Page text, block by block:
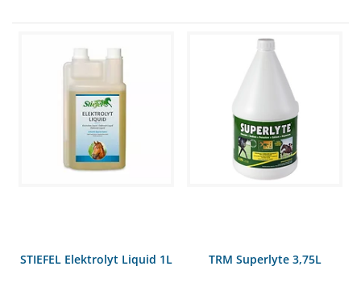
STIEFEL Elektrolyt Liquid 1L TRM Superlyte 3,75L